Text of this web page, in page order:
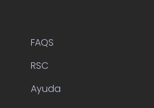
FAQS
RSC
Ayuda